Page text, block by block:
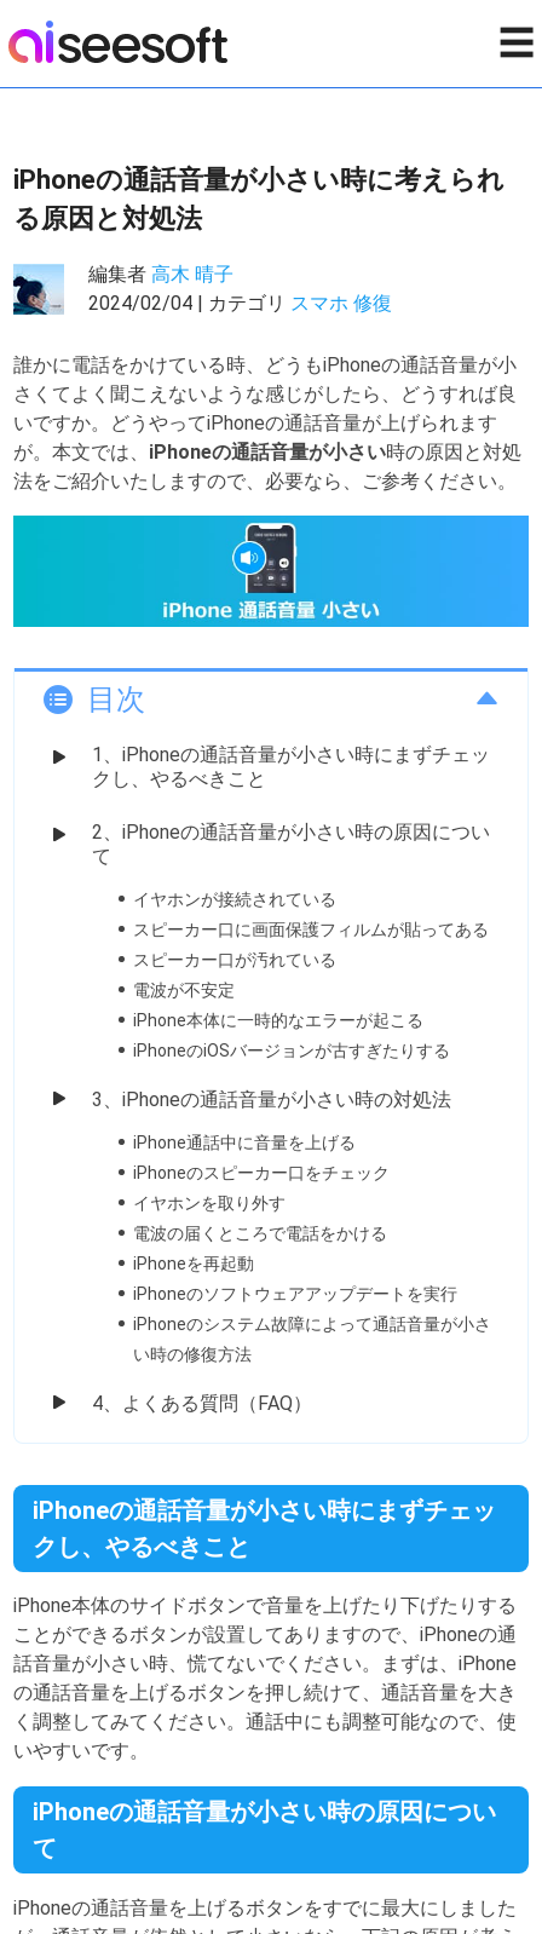
☰
iPhoneの通話音量が小さい時に考えられ
る原因と対処法
編集者高木 晴子
2024/02/04 | カテゴリ スマホ 修復
誰かに電話をかけている時、どうもiPhoneの通話音量が小
さくてよく聞こえないような感じがしたら、どうすれば良
いですか。どうやってiPhoneの通話音量が上げられます
が。本文では、 iPhoneの通話音量が小さい時の原因と対処
法をご紹介いたしますので、必要なら、ご参考ください。
目次
1、iPhoneの通話音量が小さい時にまずチェッ
クし、やるべきこと
2、iPhoneの通話音量が小さい時の原因につい
て
イヤホンが接続されている
スピーカー口に画面保護フィルムが貼ってある
スピーカー口が汚れている
電波が不安定
iPhone本体に一時的なエラーが起こる
iPhoneのiOSバージョンが古すぎたりする
3、iPhoneの通話音量が小さい時の対処法
iPhone通話中に音量を上げる
iPhoneのスピーカー口をチェック
イヤホンを取り外す
電波の届くところで電話をかける
iPhoneを再起動
iPhoneのソフトウェアアップデートを実行
iPhoneのシステム故障によって通話音量が小さ
い時の修復方法
4、よくある質問（FAQ）
iPhoneの通話音量が小さい時にまずチェッ
クし、やるべきこと
iPhone本体のサイドボタンで音量を上げたり下げたりする
ことができるボタンが設置してありますので、iPhoneの通
話音量が小さい時、慌てないでください。まずは、iPhone
の通話音量を上げるボタンを押し続けて、通話音量を大き
く調整してみてください。通話中にも調整可能なので、使
いやすいです。
iPhoneの通話音量が小さい時の原因につい
て
iPhoneの通話音量を上げるボタンをすでに最大にしました